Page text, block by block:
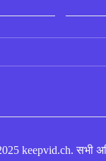
keepvid.ch. सभी